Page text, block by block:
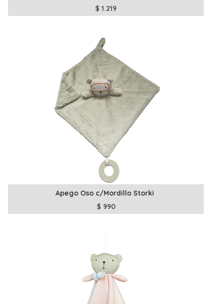
$1.219
Apego Oso c/Mordillo Storki
$ 990